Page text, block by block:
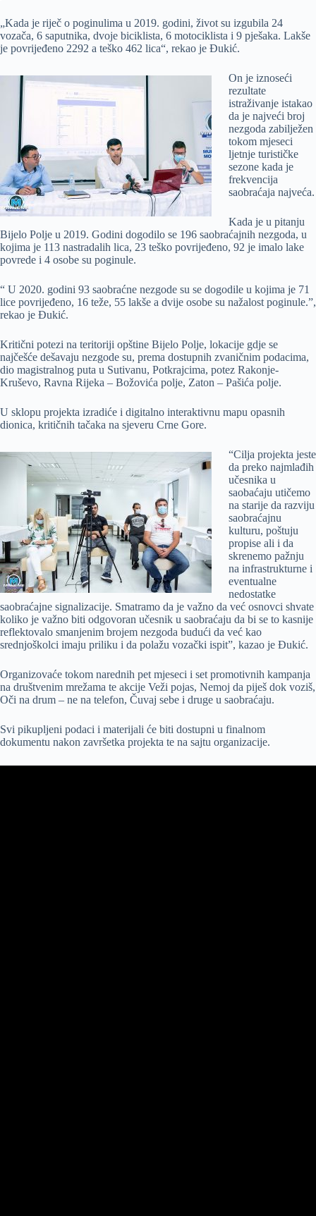
„Kada je riječ o poginulima u 2019. godini, život su izgubila 24
vozača, 6 saputnika, dvoje biciklista, 6 motociklista i 9 pješaka. Lakše
je povrijeđeno 2292 a teško 462 lica“, rekao je Đukić.
On je iznoseći
rezultate
istraživanje istakao
da je najveći broj
nezgoda zabilježen
tokom mjeseci
ljetnje turističke
sezone kada je
frekvencija
saobraćaja najveća.
Kada je u pitanju
Bijelo Polje u 2019. Godini dogodilo se 196 saobraćajnih nezgoda, u
kojima je 113 nastradalih lica, 23 teško povrijeđeno, 92 je imalo lake
povrede i 4 osobe su poginule.
“ U 2020. godini 93 saobraćne nezgode su se dogodile u kojima je 71
lice povrijeđeno, 16 teže, 55 lakše a dvije osobe su nažalost poginule.”,
rekao je Đukić.
Kritični potezi na teritoriji opštine Bijelo Polje, lokacije gdje se
najčešće dešavaju nezgode su, prema dostupnih zvaničnim podacima,
dio magistralnog puta u Sutivanu, Potkrajcima, potez Rakonje-
Kruševo, Ravna Rijeka – Božovića polje, Zaton – Pašića polje.
U sklopu projekta izradiće i digitalno interaktivnu mapu opasnih
dionica, kritičnih tačaka na sjeveru Crne Gore.
“Cilja projekta jeste
da preko najmlađih
učesnika u
saobaćaju utičemo
na starije da razviju
saobraćajnu
kulturu, poštuju
propise ali i da
skrenemo pažnju
na infrastrukturne i
eventualne
nedostatke
saobraćajne signalizacije. Smatramo da je važno da već osnovci shvate
koliko je važno biti odgovoran učesnik u saobraćaju da bi se to kasnije
reflektovalo smanjenim brojem nezgoda budući da već kao
srednjoškolci imaju priliku i da polažu vozački ispit”, kazao je Đukić.
Organizovaće tokom narednih pet mjeseci i set promotivnih kampanja
na društvenim mrežama te akcije Veži pojas, Nemoj da piješ dok voziš,
Oči na drum – ne na telefon, Čuvaj sebe i druge u saobraćaju.
Svi pikupljeni podaci i materijali će biti dostupni u finalnom
dokumentu nakon završetka projekta te na sajtu organizacije.